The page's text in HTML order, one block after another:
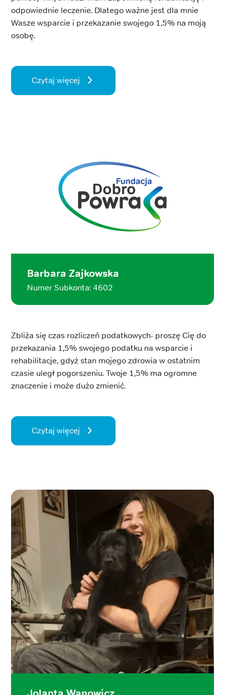
odpowiednie leczenie. Dlatego ważne jest dla mnie
Wasze wsparcie i przekazanie swojego 1,5% na moją
osobę.
Czytaj więcej
Barbara Zajkowska
Numer Subkonta: 4602
Zbliża się czas rozliczeń podatkowych- proszę Cię do
przekazania 1,5% swojego podatku na wsparcie i
rehabilitacje, gdyż stan mojego zdrowia w ostatnim
czasie uległ pogorszeniu. Twoje 1,5% ma ogromne
znaczenie i może dużo zmienić.
Czytaj więcej